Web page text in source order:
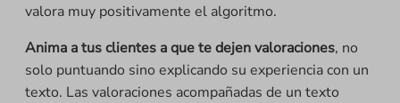
valora muy positivamente el algoritmo.
Anima a tus clientes a que te dejen valoraciones, no
solo puntuando sino explicando su experiencia con un
texto. Las valoraciones acompañadas de un texto